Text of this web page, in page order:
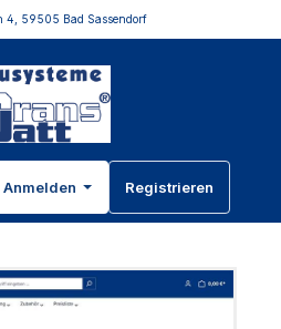
4, 59505 Bad Sassendorf
Anmelden Registrieren